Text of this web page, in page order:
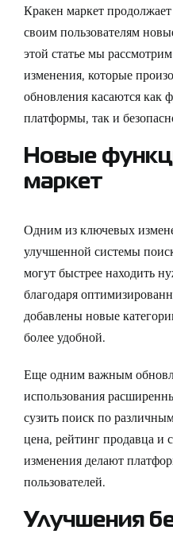
Кракен маркет продолжает
своим пользователям
этой статье мы
изменения, которые
обновления касаются как
платформы, так и
Новые
маркет
Одним из ключевых
улучшенной системы
могут быстрее находить
благодаря
добавлены новые
более удобной.
Еще одним важным
использования
сузить поиск по
цена, рейтинг продавца и
изменения делают
пользователей.
Улучшения